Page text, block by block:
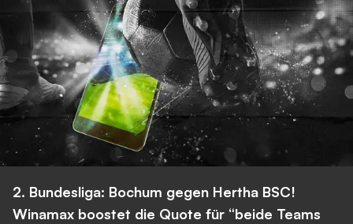
2. Bundesliga: Bochum gegen Hertha BSC!
Winamax boostet die Quote für “beide Teams